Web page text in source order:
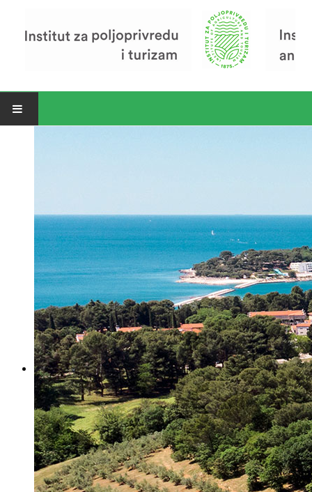
Zavod za poljoprivredu i prehranu
Zavod za ekonomiku i razvoj poljoprivrede
Zavod za turizam
Pokusno poljoprivredno imanje
Zaposlenici
Euraxess
Misija i vizija
Upravno Vijeće
Rad Upravnog vijeća
Znanstveno Vijeće
Rad Znanstvenog vijeća
Etičko povjerenstvo
Etički kodeks
Financiranje
Proračun
Potpore
PROGRAMSKO FINANCIRANJE
Izvještavanje po uredbi